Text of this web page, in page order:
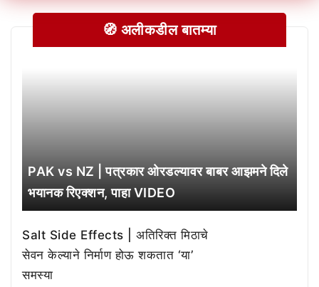
🧭 अलीकडील बातम्या
PAK vs NZ | पत्रकार ओरडल्यावर बाबर आझमने दिले
भयानक रिएक्शन, पाहा VIDEO
Salt Side Effects | अतिरिक्त मिठाचे
सेवन केल्याने निर्माण होऊ शकतात ‘या’
समस्या